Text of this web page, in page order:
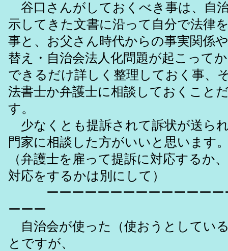
谷口さんがしておくべき事は、自
示してきた文書に沿って自分で法律
事と、お父さん時代からの事実関係
替え・自治会法人化問題が起こって
できるだけ詳しく整理しておく事、
法書士か弁護士に相談しておくこと
す。
少なくとも提訴されて訴状が送ら
門家に相談した方がいいと思います
（弁護士を雇って提訴に対応するか
対応をするかは別にして）
ーーーーーーーーーーーーーー
ーーー
自治会が使った（使おうとしてい
とですが、